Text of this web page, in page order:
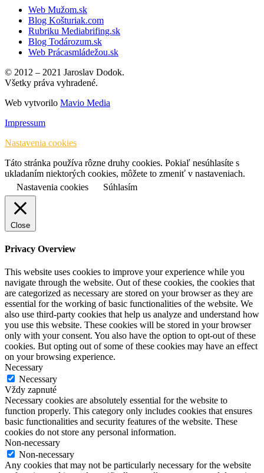
Web Mužom.sk
Blog Košturiak.com
Rubriku Mediabrifing.sk
Blog Todározum.sk
Web Prácasmládežou.sk
© 2012 – 2021 Jaroslav Dodok.
Všetky práva vyhradené.
Web vytvorilo Mavio Media
Impressum
Nastavenia cookies
Táto stránka používa rôzne druhy cookies. Pokiaľ nesúhlasíte s
ukladaním niektorých cookies, môžete to zmeniť v nastaveniach.
Nastavenia cookies
Súhlasím
Close
Privacy Overview
This website uses cookies to improve your experience while you
navigate through the website. Out of these cookies, the cookies that
are categorized as necessary are stored on your browser as they are
essential for the working of basic functionalities of the website. We
also use third-party cookies that help us analyze and understand how
you use this website. These cookies will be stored in your browser
only with your consent. You also have the option to opt-out of these
cookies. But opting out of some of these cookies may have an effect
on your browsing experience.
Necessary
Necessary
Vždy zapnuté
Necessary cookies are absolutely essential for the website to
function properly. This category only includes cookies that ensures
basic functionalities and security features of the website. These
cookies do not store any personal information.
Non-necessary
Non-necessary
Any cookies that may not be particularly necessary for the website